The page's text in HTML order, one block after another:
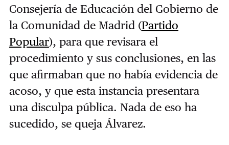
Consejería de Educación del Gobierno de
la Comunidad de Madrid (Partido
Popular), para que revisara el
procedimiento y sus conclusiones, en las
que afirmaban que no había evidencia de
acoso, y que esta instancia presentara
una disculpa pública. Nada de eso ha
sucedido, se queja Álvarez.